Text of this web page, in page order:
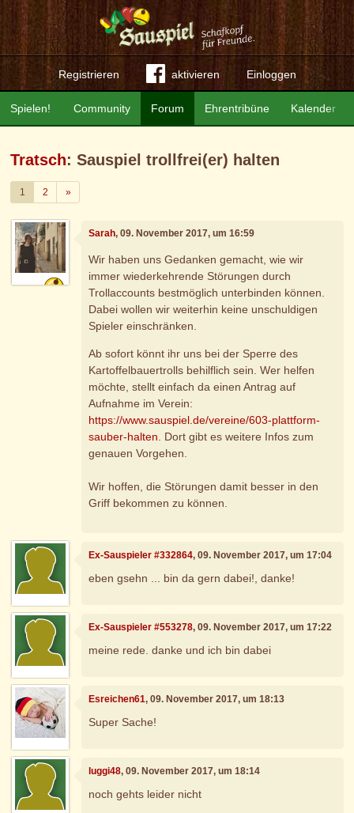
Registrieren aktivieren Einloggen
Community Forum Ehrentribüne Kalender
Spielen!
Tratsch: Sauspiel trollfrei(er) halten
1 2 »Weiter
Sarah, 09. November 2017, um 16:59
Wir haben uns Gedanken gemacht, wie wir
immer wiederkehrende Störungen durch
Trollaccounts bestmöglich unterbinden können.
Dabei wollen wir weiterhin keine unschuldigen
Spieler einschränken.
Ab sofort könnt ihr uns bei der Sperre des
Kartoffelbauertrolls behilflich sein. Wer helfen
möchte, stellt einfach da einen Antrag auf
Aufnahme im Verein:
https://www.sauspiel.de/vereine/603-plattform-
sauber-halten . Dort gibt es weitere Infos zum
genauen Vorgehen.
Wir hoffen, die Störungen damit besser in den
Griff bekommen zu können.
Ex-Sauspieler #332864, 09. November 2017, um 17:04
eben gsehn ... bin da gern dabei!, danke!
Ex-Sauspieler #553278, 09. November 2017, um 17:22
meine rede. danke und ich bin dabei
Esreichen61, 09. November 2017, um 18:13
Super Sache!
luggi48, 09. November 2017, um 18:14
noch gehts leider nicht